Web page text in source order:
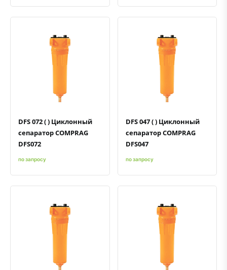
DFS 072 ( ) Циклонный
сепаратор COMPRAG
DFS072
по запросу
DFS 047 ( ) Циклонный
сепаратор COMPRAG
DFS047
по запросу